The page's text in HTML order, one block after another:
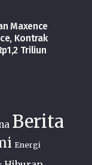
Maxence
Kontrak
Triliun
Berita
Energi